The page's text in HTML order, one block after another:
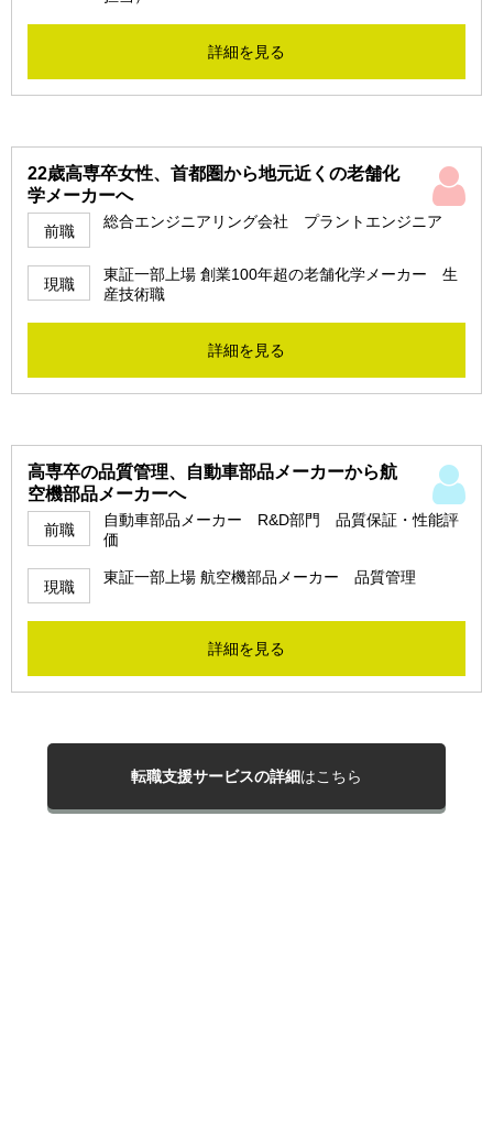
詳細を見る
22歳高専卒女性、首都圏から地元近くの老舗化
学メーカーへ
前職
総合エンジニアリング会社 プラントエンジニア
現職
東証一部上場 創業100年超の老舗化学メーカー 生
産技術職
詳細を見る
高専卒の品質管理、自動車部品メーカーから航
空機部品メーカーへ
前職
自動車部品メーカー R&D部門 品質保証・性能評
価
現職
東証一部上場 航空機部品メーカー 品質管理
詳細を見る
転職支援サービスの詳細はこちら